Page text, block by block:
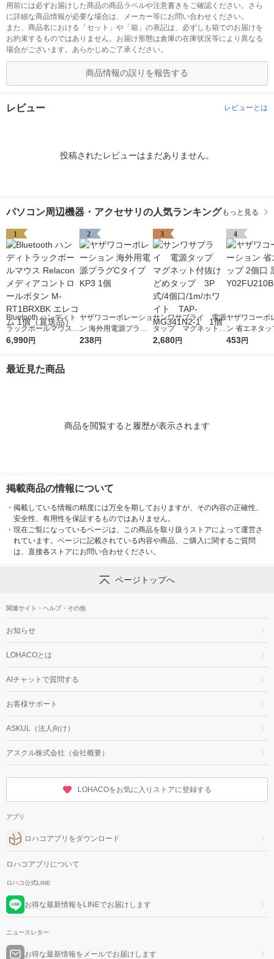
用前には必ずお届けした商品の商品ラベルや注意書きをご確認ください。さら
に詳細な商品情報が必要な場合は、メーカー等にお問い合わせください。
また、商品名における「セット」や「箱」の表記は、必ずしも箱でのお届けを
お約束するものではありません。お届け形態は倉庫の在庫状況等により異なる
場合がございます。あらかじめご了承ください。
商品情報の誤りを報告する
レビュー レビューとは
投稿されたレビューはまだありません。
パソコン周辺機器・アクセサリの人気ランキング もっと見る
1
Bluetooth ハンディト
ラックボールマウス R
elacon メディアコン
個（直送品）
6,990円
2
ヤザワコーポレーショ
ン 海外用電源プラグC
タイプ KP3 1個
238円
3
サンワサプライ 電源
タップ マグネット付
抜けどめタップ 3P
2,680円
4
ヤザワコーポ
ン 省エネタ
口 黒
453円
最近見た商品
商品を閲覧すると履歴が表示されます
掲載商品の情報について
・ 掲載している情報の精度には万全を期しておりますが、その内容の正確性、
安全性、有用性を保証するものではありません。
・ 現在ご覧になっているページは、この商品を取り扱うストアによって運営さ
れています。ページに記載されている内容や商品、ご購入に関するご質問
は、直接各ストアにお問い合わせください。
ページトップへ
関連サイト・ヘルプ・その他
お知らせ
LOHACOとは
AIチャットで質問する
お客様サポート
ASKUL（法人向け）
アスクル株式会社（会社概要）
LOHACOをお気に入りストアに登録する
アプリ
ロハコアプリをダウンロード
ロハコアプリについて
ロハコ公式LINE
お得な最新情報をLINEでお届けします
ニュースレター
お得な最新情報をメールでお届けします